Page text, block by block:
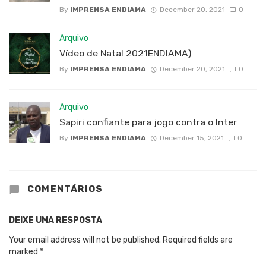
By IMPRENSA ENDIAMA December 20, 2021 0
Arquivo
Vídeo de Natal 2021ENDIAMA)
By IMPRENSA ENDIAMA December 20, 2021 0
Arquivo
Sapiri confiante para jogo contra o Inter
By IMPRENSA ENDIAMA December 15, 2021 0
COMENTÁRIOS
DEIXE UMA RESPOSTA
Your email address will not be published. Required fields are
marked *